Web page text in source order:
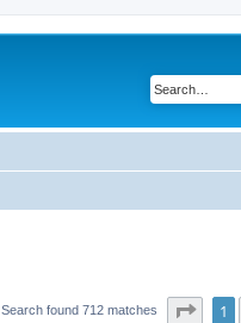
Search found 712 matches Page1